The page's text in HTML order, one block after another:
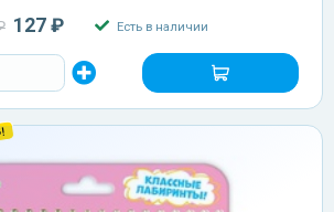
127 ₽ Есть в наличии